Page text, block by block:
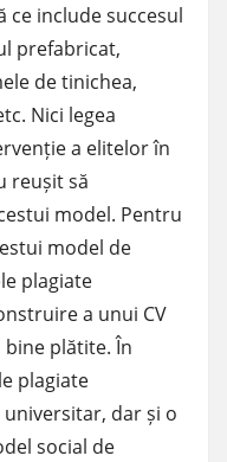
ce include succesul
prefabricat,
de tinichea,
Nici legea
a elitelor în
reușit să
model. Pentru
model de
plagiate
a unui CV
bine plătite. În
plagiate
dar și o
social de